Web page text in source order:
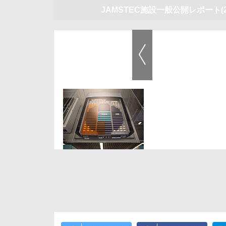
JAMSTEC施設一般公開レポート